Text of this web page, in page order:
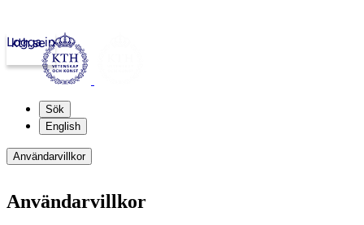
kth.se
Logga in
Sök
English
Användarvillkor
Användarvillkor